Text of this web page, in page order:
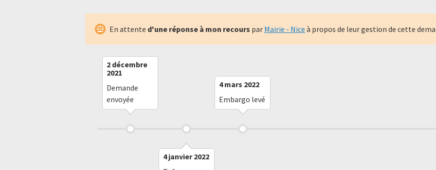
En attente d'une réponse à mon recours par Mairie - Nice à propos de leur gestion de cette
2 décembre
2021
Demande
envoyée
4 janvier 2022
4 mars 2022
Embargo levé